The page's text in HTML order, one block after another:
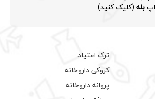
اپبله (کلیک کنید)
ترک اعتیاد
کروکی داروخانه
پروانه داروخانه